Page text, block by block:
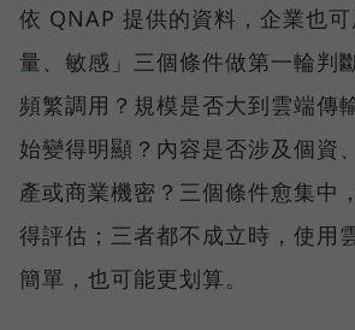
依 QNAP 提供的資料，企業也
量、敏感」三個條件做第一輪判
頻繁調用？規模是否大到雲端傳
始變得明顯？內容是否涉及個資
產或商業機密？三個條件愈集中
得評估；三者都不成立時，使用
簡單，也可能更划算。